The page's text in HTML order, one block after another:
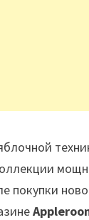
покупки